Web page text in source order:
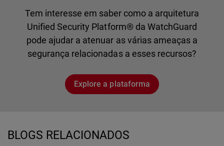
Tem interesse em saber como a arquitetura
Unified Security Platform® da WatchGuard
pode ajudar a atenuar as várias ameaças a
segurança relacionadas a esses recursos?
Explore a plataforma
BLOGS RELACIONADOS